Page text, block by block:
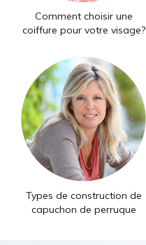
Comment choisir une
coiffure pour votre visage?
Types de construction de
capuchon de perruque